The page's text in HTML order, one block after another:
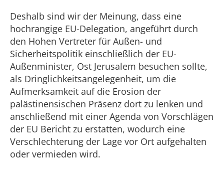
Deshalb sind wir der Meinung, dass eine
hochrangige EU-Delegation, angeführt durch
den Hohen Vertreter für Außen- und
Sicherheitspolitik einschließlich der EU-
Außenminister, Ost Jerusalem besuchen sollte,
als Dringlichkeitsangelegenheit, um die
Aufmerksamkeit auf die Erosion der
palästinensischen Präsenz dort zu lenken und
anschließend mit einer Agenda von Vorschlägen
der EU Bericht zu erstatten, wodurch eine
Verschlechterung der Lage vor Ort aufgehalten
oder vermieden wird.